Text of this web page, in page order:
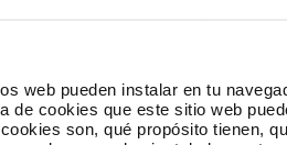
web pueden instalar en tu
de cookies que este sitio web
son, qué propósito tienen,